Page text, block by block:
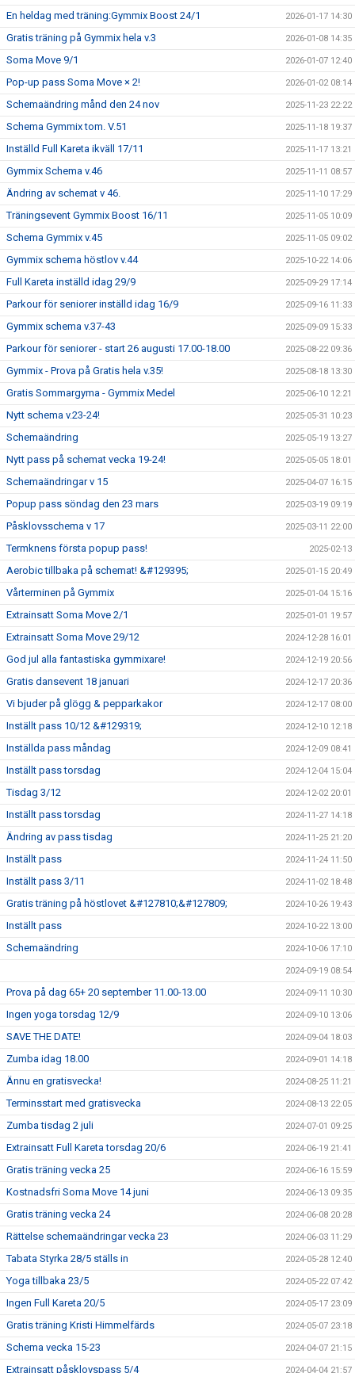
En heldag med träning:Gymmix Boost 24/1 2026-01-17 14:30
Gratis träning på Gymmix hela v.3 2026-01-08 14:35
Soma Move 9/1 2026-01-07 12:40
Pop-up pass Soma Move × 2! 2026-01-02 08:14
Schemaändring månd den 24 nov 2025-11-23 22:22
Schema Gymmix tom. V.51 2025-11-18 19:37
Inställd Full Kareta ikväll 17/11 2025-11-17 13:21
Gymmix Schema v.46 2025-11-11 08:57
Ändring av schemat v 46. 2025-11-10 17:29
Träningsevent Gymmix Boost 16/11 2025-11-05 10:09
Schema Gymmix v.45 2025-11-05 09:02
Gymmix schema höstlov v.44 2025-10-22 14:06
Full Kareta inställd idag 29/9 2025-09-29 17:14
Parkour för seniorer inställd idag 16/9 2025-09-16 11:33
Gymmix schema v.37-43 2025-09-09 15:33
Parkour för seniorer - start 26 augusti 17.00-18.00 2025-08-22 09:36
Gymmix - Prova på Gratis hela v.35! 2025-08-18 13:30
Gratis Sommargyma - Gymmix Medel 2025-06-10 12:21
Nytt schema v.23-24! 2025-05-31 10:23
Schemaändring 2025-05-19 13:27
Nytt pass på schemat vecka 19-24! 2025-05-05 18:01
Schemaändringar v 15 2025-04-07 16:15
Popup pass söndag den 23 mars 2025-03-19 09:19
Påsklovsschema v 17 2025-03-11 22:00
Termknens första popup pass! 2025-02-13
Aerobic tillbaka på schemat! &#129395; 2025-01-15 20:49
Vårterminen på Gymmix 2025-01-04 15:16
Extrainsatt Soma Move 2/1 2025-01-01 19:57
Extrainsatt Soma Move 29/12 2024-12-28 16:01
God jul alla fantastiska gymmixare! 2024-12-19 20:56
Gratis dansevent 18 januari 2024-12-17 20:36
Vi bjuder på glögg & pepparkakor 2024-12-17 08:00
Inställt pass 10/12 &#129319; 2024-12-10 12:18
Inställda pass måndag 2024-12-09 08:41
Inställt pass torsdag 2024-12-04 15:04
Tisdag 3/12 2024-12-02 20:01
Inställt pass torsdag 2024-11-27 14:18
Ändring av pass tisdag 2024-11-25 21:20
Inställt pass 2024-11-24 11:50
Inställt pass 3/11 2024-11-02 18:48
Gratis träning på höstlovet &#127810;&#127809; 2024-10-26 19:43
Inställt pass 2024-10-22 13:00
Schemaändring 2024-10-06 17:10
2024-09-19 08:54
Prova på dag 65+ 20 september 11.00-13.00 2024-09-11 10:30
Ingen yoga torsdag 12/9 2024-09-10 13:06
SAVE THE DATE! 2024-09-04 18:03
Zumba idag 18.00 2024-09-01 14:18
Ännu en gratisvecka! 2024-08-25 11:21
Terminsstart med gratisvecka 2024-08-13 22:05
Zumba tisdag 2 juli 2024-07-01 09:25
Extrainsatt Full Kareta torsdag 20/6 2024-06-19 21:41
Gratis träning vecka 25 2024-06-16 15:59
Kostnadsfri Soma Move 14 juni 2024-06-13 09:35
Gratis träning vecka 24 2024-06-08 20:28
Rättelse schemaändringar vecka 23 2024-06-03 11:29
Tabata Styrka 28/5 ställs in 2024-05-28 12:40
Yoga tillbaka 23/5 2024-05-22 07:42
Ingen Full Kareta 20/5 2024-05-17 23:09
Gratis träning Kristi Himmelfärds 2024-05-07 23:18
Schema vecka 15-23 2024-04-07 21:15
Extrainsatt påsklovspass 5/4 2024-04-04 21:57